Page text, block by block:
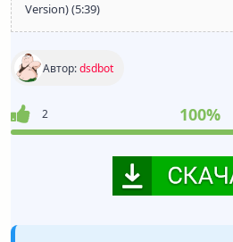
Version) (5:39)
Автор:dsdbot
2 100%